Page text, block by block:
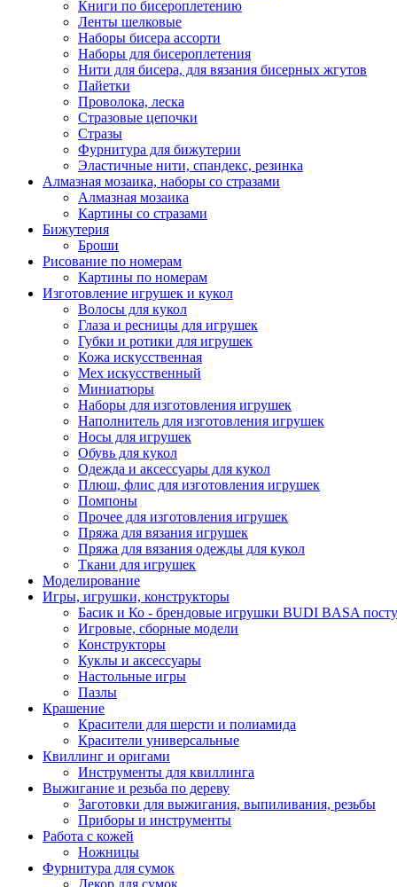
Книги по бисероплетению
Ленты шелковые
Наборы бисера ассорти
Наборы для бисероплетения
Нити для бисера, для вязания бисерных жгутов
Пайетки
Проволока, леска
Стразовые цепочки
Стразы
Фурнитура для бижутерии
Эластичные нити, спандекс, резинка
Алмазная мозаика, наборы со стразами
Алмазная мозаика
Картины co стразами
Бижутерия
Броши
Рисование по номерам
Картины по номерам
Изготовление игрушек и кукол
Волосы для кукол
Глаза и ресницы для игрушек
Губки и ротики для игрушек
Кожа искусственная
Мех искусственный
Миниатюры
Наборы для изготовления игрушек
Наполнитель для изготовления игрушек
Носы для игрушек
Обувь для кукол
Одежда и аксессуары для кукол
Плюш, флис для изготовления игрушек
Помпоны
Прочее для изготовления игрушек
Пряжа для вязания игрушек
Пряжа для вязания одежды для кукол
Ткани для игрушек
Моделирование
Игры, игрушки, конструкторы
Басик и Ко - брендовые игрушки BUDI BASA
Игровые, сборные модели
Конструкторы
Куклы и аксессуары
Настольные игры
Пазлы
Крашение
Красители для шерсти и полиамида
Красители универсальные
Квиллинг и оригами
Инструменты для квиллинга
Выжигание и резьба по дереву
Заготовки для выжигания, выпиливания, резьбы
Приборы и инструменты
Работа с кожей
Ножницы
Фурнитура для сумок
Декор для сумок